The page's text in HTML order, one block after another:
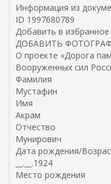
Информация из
ID 1997680789
Добавить в избранное
ДОБАВИТЬ
О проекте «Дорога
Вооруженных сил
Фамилия
Мустафин
Имя
Акрам
Отчество
Мунирович
Дата рождения/
__.__.1924
Место рождения